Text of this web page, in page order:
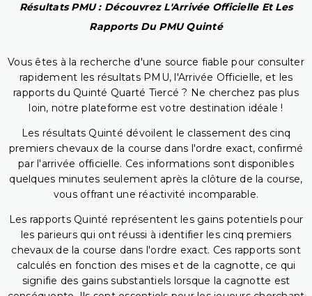
Résultats PMU : Découvrez L'Arrivée Officielle Et Les
Rapports Du PMU Quinté
Vous êtes à la recherche d'une source fiable pour consulter
rapidement les résultats PMU, l'Arrivée Officielle, et les
rapports du Quinté Quarté Tiercé ? Ne cherchez pas plus
loin, notre plateforme est votre destination idéale !
Les résultats Quinté dévoilent le classement des cinq
premiers chevaux de la course dans l'ordre exact, confirmé
par l'arrivée officielle. Ces informations sont disponibles
quelques minutes seulement après la clôture de la course,
vous offrant une réactivité incomparable.
Les rapports Quinté représentent les gains potentiels pour
les parieurs qui ont réussi à identifier les cinq premiers
chevaux de la course dans l'ordre exact. Ces rapports sont
calculés en fonction des mises et de la cagnotte, ce qui
signifie des gains substantiels lorsque la cagnotte est